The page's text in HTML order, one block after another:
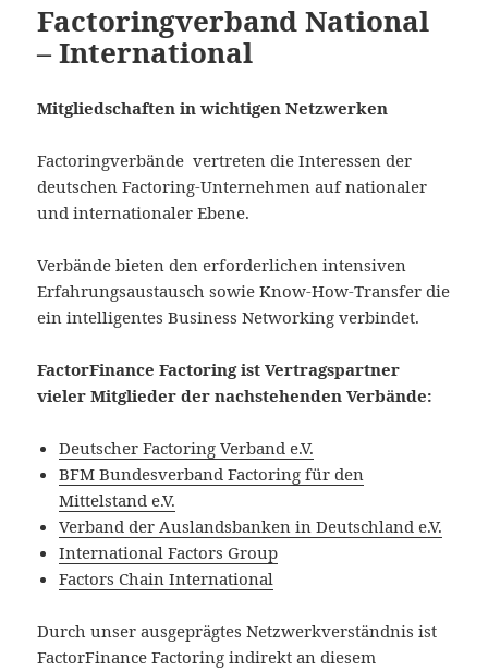
Factoringverband National
– International
Mitgliedschaften in wichtigen Netzwerken
Factoringverbände vertreten die Interessen der
deutschen Factoring-Unternehmen auf nationaler
und internationaler Ebene.
Verbände bieten den erforderlichen intensiven
Erfahrungsaustausch sowie Know-How-Transfer die
ein intelligentes Business Networking verbindet.
FactorFinance Factoring ist Vertragspartner
vieler Mitglieder der nachstehenden Verbände:
Deutscher Factoring Verband e.V.
BFM Bundesverband Factoring für den
Mittelstand e.V.
Verband der Auslandsbanken in Deutschland e.V.
International Factors Group
Factors Chain International
Durch unser ausgeprägtes Netzwerkverständnis ist
FactorFinance Factoring indirekt an diesem